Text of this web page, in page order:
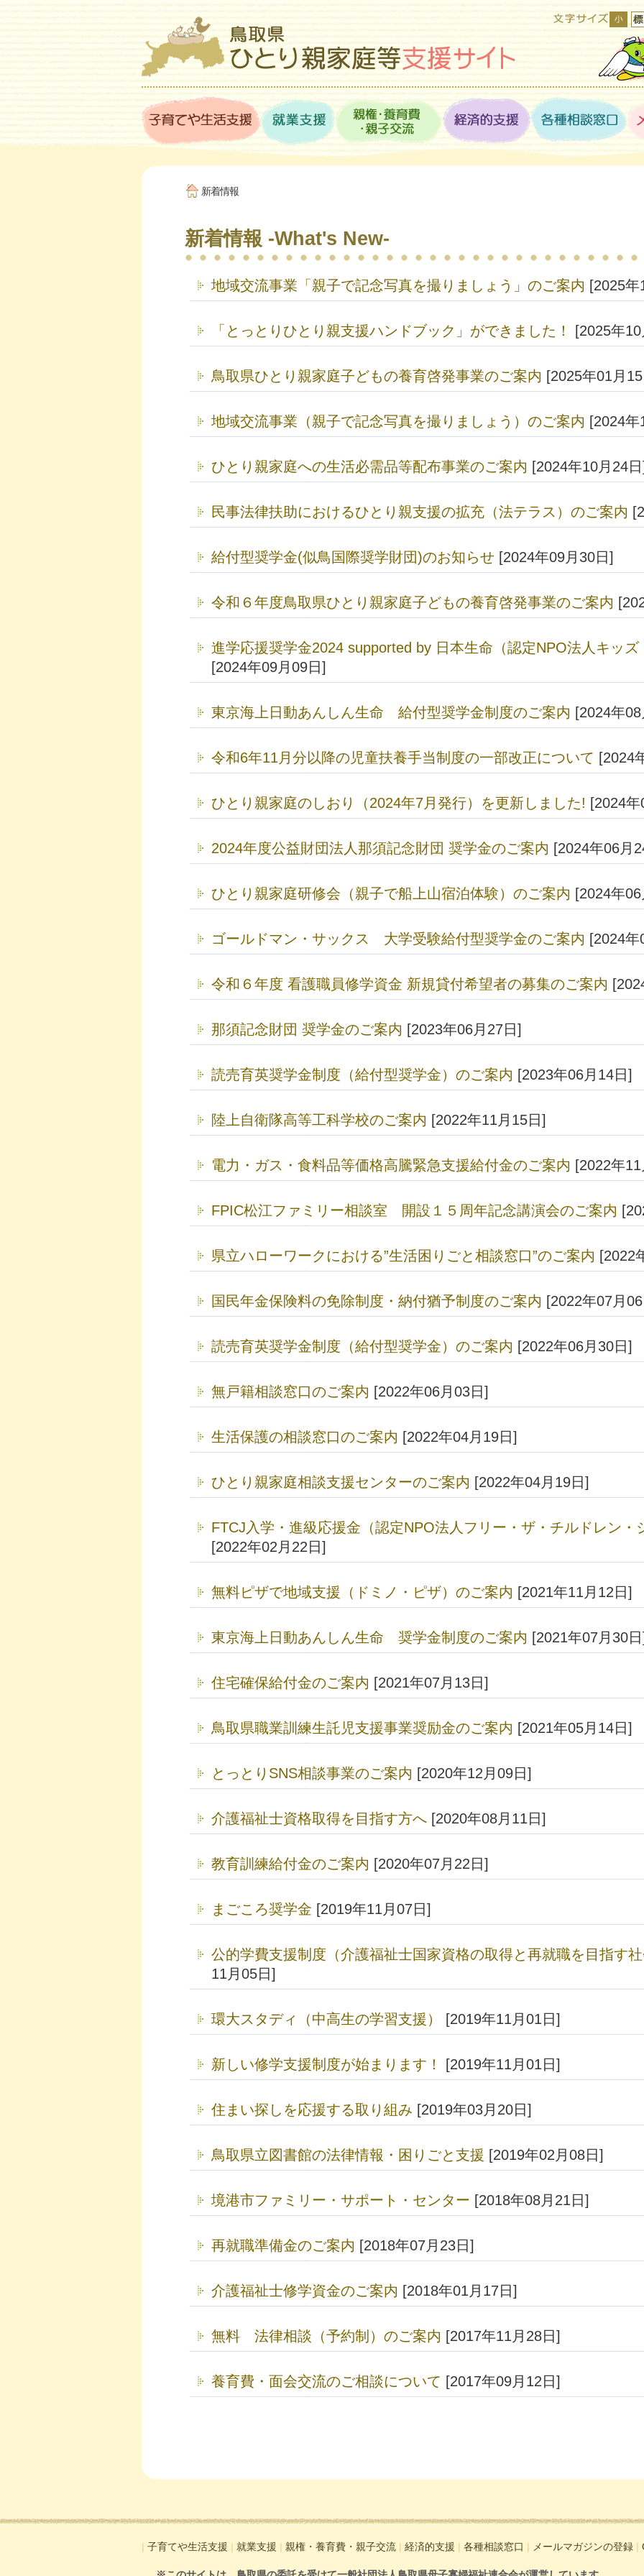
新着情報
新着情報 -What's New-
地域交流事業「親子で記念写真を撮りましょう」のご案内 [2025
「とっとりひとり親支援ハンドブック」ができました！ [2025年
鳥取県ひとり親家庭子どもの養育啓発事業のご案内 [2025年01月
地域交流事業（親子で記念写真を撮りましょう）のご案内 [2024
ひとり親家庭への生活必需品等配布事業のご案内 [2024年10月24
民事法律扶助におけるひとり親支援の拡充（法テラス）のご案内
給付型奨学金(似鳥国際奨学財団)のお知らせ [2024年09月30日]
令和６年度鳥取県ひとり親家庭子どもの養育啓発事業のご案内
進学応援奨学金2024 supported by 日本生命（認定NPO法人キッ
[2024年09月09日]
東京海上日動あんしん生命 給付型奨学金制度のご案内 [2024年
令和6年11月分以降の児童扶養手当制度の一部改正について [2024
ひとり親家庭のしおり（2024年7月発行）を更新しました! [2024
2024年度公益財団法人那須記念財団 奨学金のご案内 [2024年06月
ひとり親家庭研修会（親子で船上山宿泊体験）のご案内 [2024年
ゴールドマン・サックス 大学受験給付型奨学金のご案内 [2024
令和６年度 看護職員修学資金 新規貸付希望者の募集のご案内
那須記念財団 奨学金のご案内 [2023年06月27日]
読売育英奨学金制度（給付型奨学金）のご案内 [2023年06月14日]
陸上自衛隊高等工科学校のご案内 [2022年11月15日]
電力・ガス・食料品等価格高騰緊急支援給付金のご案内 [2022年
FPIC松江ファミリー相談室 開設１５周年記念講演会のご案内
県立ハローワークにおける”生活困りごと相談窓口”のご案内 [2022
国民年金保険料の免除制度・納付猶予制度のご案内 [2022年07月
読売育英奨学金制度（給付型奨学金）のご案内 [2022年06月30日]
無戸籍相談窓口のご案内 [2022年06月03日]
生活保護の相談窓口のご案内 [2022年04月19日]
ひとり親家庭相談支援センターのご案内 [2022年04月19日]
FTCJ入学・進級応援金（認定NPO法人フリー・ザ・チルドレン・
[2022年02月22日]
無料ピザで地域支援（ドミノ・ピザ）のご案内 [2021年11月12日]
東京海上日動あんしん生命 奨学金制度のご案内 [2021年07月30
住宅確保給付金のご案内 [2021年07月13日]
鳥取県職業訓練生託児支援事業奨励金のご案内 [2021年05月14日]
とっとりSNS相談事業のご案内 [2020年12月09日]
介護福祉士資格取得を目指す方へ [2020年08月11日]
教育訓練給付金のご案内 [2020年07月22日]
まごころ奨学金 [2019年11月07日]
公的学費支援制度（介護福祉士国家資格の取得と再就職を目指す
11月05日]
環大スタディ（中高生の学習支援） [2019年11月01日]
新しい修学支援制度が始まります！ [2019年11月01日]
住まい探しを応援する取り組み [2019年03月20日]
鳥取県立図書館の法律情報・困りごと支援 [2019年02月08日]
境港市ファミリー・サポート・センター [2018年08月21日]
再就職準備金のご案内 [2018年07月23日]
介護福祉士修学資金のご案内 [2018年01月17日]
無料 法律相談（予約制）のご案内 [2017年11月28日]
養育費・面会交流のご相談について [2017年09月12日]
| 子育てや生活支援 | 就業支援 | 親権・養育費・親子交流 | 経済的支援 | 各種相談窓口 | メールマガジンの登録 |